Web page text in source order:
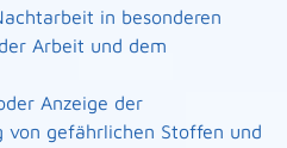
in besonderen
Arbeit und dem
Anzeige der
von gefährlichen Stoffen und